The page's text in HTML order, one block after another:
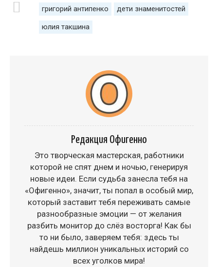
григорий антипенко дети знаменитостей
юлия такшина
Редакция Офигенно
Это творческая мастерская, работники
которой не спят днем и ночью, генерируя
новые идеи. Если судьба занесла тебя на
«Офигенно», значит, ты попал в особый мир,
который заставит тебя переживать самые
разнообразные эмоции — от желания
разбить монитор до слёз восторга! Как бы
то ни было, заверяем тебя: здесь ты
найдешь миллион уникальных историй со
всех уголков мира!